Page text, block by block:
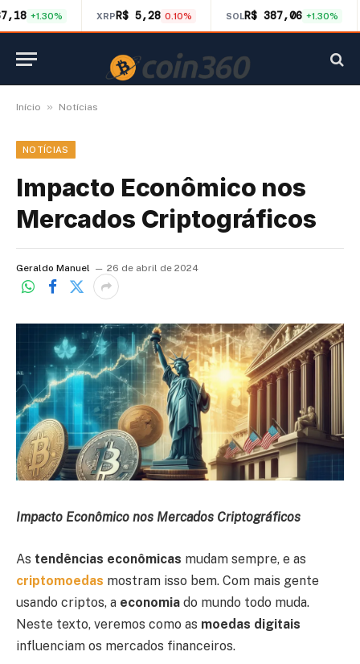
+1.30% XRPR$ 5,28 0.10% SOLR$ 387,06 +1.30%
Início » Notícias
NOTÍCIAS
Impacto Econômico nos
Mercados Criptográficos
Geraldo Manuel 26 de abril de 2024
Impacto Econômico nos Mercados Criptográficos
As tendências econômicas mudam sempre, e as
criptomoedas mostram isso bem. Com mais gente
usando criptos, a economia do mundo todo muda.
Neste texto, veremos como as moedas digitais
influenciam os mercados financeiros.